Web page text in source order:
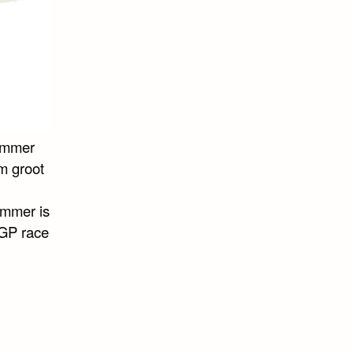
groot
is
race